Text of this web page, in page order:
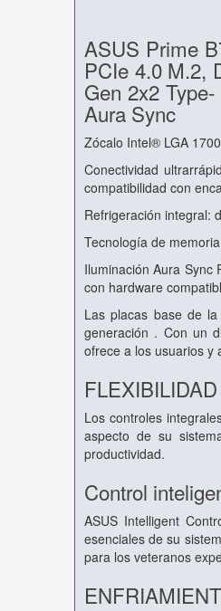
ASUS Prime
PCIe 4.0 M.2,
Gen 2x2
Aura Sync
Zócalo Intel® LGA
Conectividad
compatibilidad con
Refrigeración integral:
Tecnología de
Iluminación Aura Sync
con hardware
Las placas base de
generación . Con un
ofrece a los usuarios y
FLEXIBILIDAD
Los controles
aspecto de su
productividad.
Control
ASUS Intelligent
esenciales de su
para los veteranos